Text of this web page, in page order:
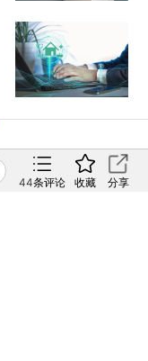
44条评论 收藏 分享